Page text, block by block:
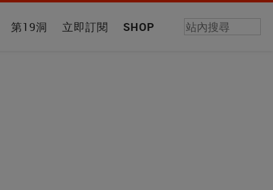
第19洞 立即訂閱 SHOP